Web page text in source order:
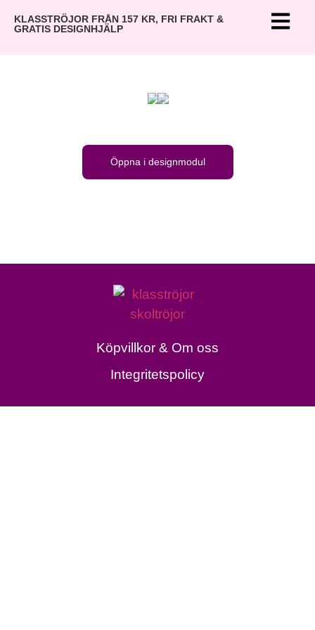
KLASSTRÖJOR FRÅN 157 KR, FRI FRAKT &
GRATIS DESIGNHJÄLP
Öppna i designmodul
Köpvillkor & Om oss
Integritetspolicy